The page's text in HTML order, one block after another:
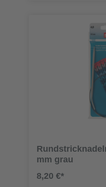
mm grau
8,20 €*